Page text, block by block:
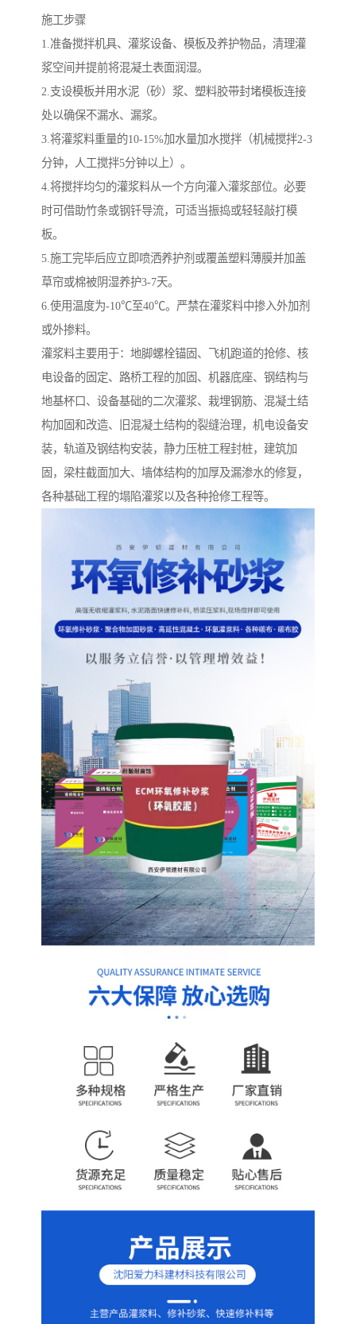
施工步骤
1.准备搅拌机具、灌浆设备、模板及养护物品，清理灌
浆空间并提前将混凝土表面润湿。
2.支设模板并用水泥（砂）浆、塑料胶带封堵模板连接
处以确保不漏水、漏浆。
3.将灌浆料重量的10-15%加水量加水搅拌（机械搅拌2-3
分钟，人工搅拌5分钟以上）。
4.将搅拌均匀的灌浆料从一个方向灌入灌浆部位。必要
时可借助竹条或钢钎导流，可适当振捣或轻轻敲打模
板。
5.施工完毕后应立即喷洒养护剂或覆盖塑料薄膜并加盖
草帘或棉被阴湿养护3-7天。
6.使用温度为-10℃至40℃。严禁在灌浆料中掺入外加剂
或外掺料。
灌浆料主要用于：地脚螺栓锚固、飞机跑道的抢修、核
电设备的固定、路桥工程的加固、机器底座、钢结构与
地基杯口、设备基础的二次灌浆、栽埋钢筋、混凝土结
构加固和改造、旧混凝土结构的裂缝治理，机电设备安
装，轨道及钢结构安装，静力压桩工程封桩，建筑加
固，梁柱截面加大、墙体结构的加厚及漏渗水的修复，
各种基础工程的塌陷灌浆以及各种抢修工程等。